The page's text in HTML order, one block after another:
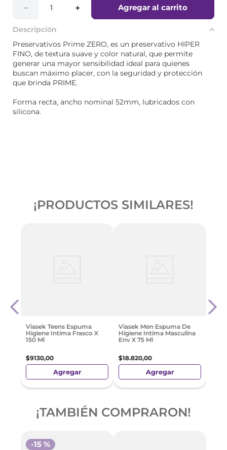
＋
－ Agregar al carrito
Descripción
Preservativos Prime ZERO, es un preservativo HIPER
FINO, de textura suave y color natural, que permite
generar una mayor sensibilidad ideal para quienes
buscan máximo placer, con la seguridad y protección
que brinda PRIME.
Forma recta, ancho nominal 52mm, lubricados con
silicona.
¡PRODUCTOS SIMILARES!
Viasek Teens Espuma
Higiene Intima Frasco X
150 Ml
$9130,00
Agregar
Viasek Men Espuma De
Higiene Intima Masculina
Env X 75 Ml
$18.820,00
Agregar
¡TAMBIÉN COMPRARON!
-15 %